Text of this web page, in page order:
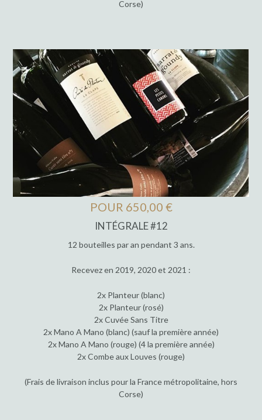
Corse)
POUR 650,00 €
INTÉGRALE #12
12 bouteilles par an pendant 3 ans.
Recevez en 2019, 2020 et 2021 :
2x Planteur (blanc)
2x Planteur (rosé)
2x Cuvée Sans Titre
2x Mano A Mano (blanc) (sauf la première année)
2x Mano A Mano (rouge) (4 la première année)
2x Combe aux Louves (rouge)
(Frais de livraison inclus pour la France métropolitaine, hors
Corse)